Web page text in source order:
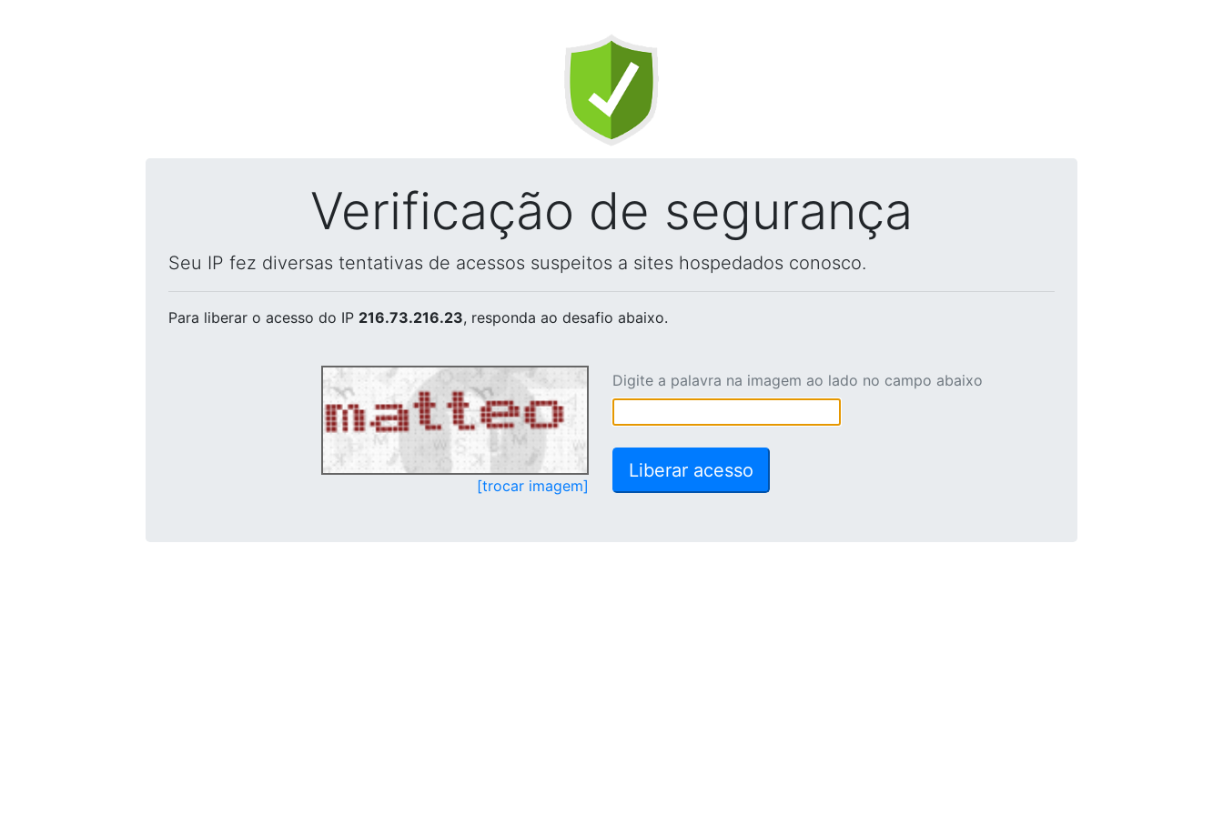
Verificação de segurança
Seu IP fez diversas tentativas de acessos suspeitos a sites hospedados conosco.
Para liberar o acesso do IP 216.73.216.23, responda ao desafio abaixo.
[trocar imagem]
Digite a palavra na imagem ao lado no campo abaixo